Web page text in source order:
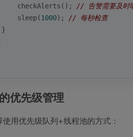
checkAlerts();
// 告警需要及时
sleep(
1000); // 每秒检查
优先级管理
用优先级队列+线程池的方式：